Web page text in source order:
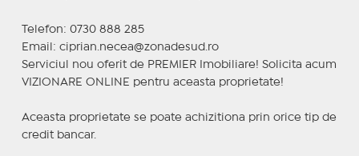
Telefon: 0730 888 285
Email: ciprian.necea@zonadesud.ro
Serviciul nou oferit de PREMIER Imobiliare! Solicita acum
VIZIONARE ONLINE pentru aceasta proprietate!
Aceasta proprietate se poate achizitiona prin orice tip de
credit bancar.